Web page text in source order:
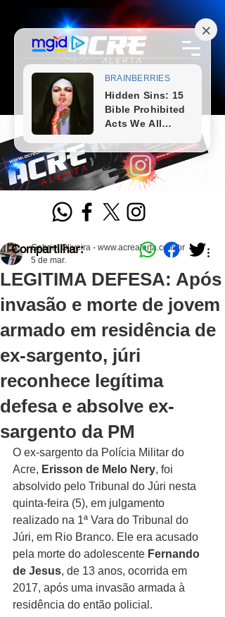
LEGITIMA DEFESA: Após
invasão e morte de jovem
armado em residência de
ex-sargento, júri
reconhece legítima
defesa e absolve ex-
sargento da PM
Gabriel Oliveira - www.acrealerta.com.br
5 de mar.
O ex-sargento da Polícia Militar do
Acre, Erisson de Melo Nery, foi
absolvido pelo Tribunal do Júri nesta
quinta-feira (5), em julgamento
realizado na 1ª Vara do Tribunal do
Júri, em Rio Branco. Ele era acusado
pela morte do adolescente Fernando
de Jesus, de 13 anos, ocorrida em
2017, após uma invasão armada à
residência do então policial.
Compartilhar: